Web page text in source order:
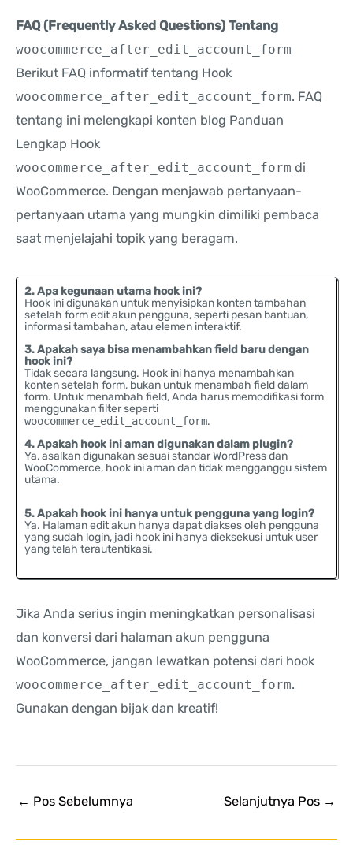
FAQ (Frequently Asked Questions) Tentang
woocommerce_after_edit_account_form
Berikut FAQ informatif tentang Hook
woocommerce_after_edit_account_form. FAQ
tentang ini melengkapi konten blog Panduan
Lengkap Hook
woocommerce_after_edit_account_form di
WooCommerce. Dengan menjawab pertanyaan-
pertanyaan utama yang mungkin dimiliki pembaca
saat menjelajahi topik yang beragam.
2. Apa kegunaan utama hook ini?
Hook ini digunakan untuk menyisipkan konten tambahan
setelah form edit akun pengguna, seperti pesan bantuan,
informasi tambahan, atau elemen interaktif.
3. Apakah saya bisa menambahkan field baru dengan
hook ini?
Tidak secara langsung. Hook ini hanya menambahkan
konten setelah form, bukan untuk menambah field dalam
form. Untuk menambah field, Anda harus memodifikasi form
menggunakan filter seperti
woocommerce_edit_account_form.
4. Apakah hook ini aman digunakan dalam plugin?
Ya, asalkan digunakan sesuai standar WordPress dan
WooCommerce, hook ini aman dan tidak mengganggu sistem
utama.
5. Apakah hook ini hanya untuk pengguna yang login?
Ya. Halaman edit akun hanya dapat diakses oleh pengguna
yang sudah login, jadi hook ini hanya dieksekusi untuk user
yang telah terautentikasi.
Jika Anda serius ingin meningkatkan personalisasi
dan konversi dari halaman akun pengguna
WooCommerce, jangan lewatkan potensi dari hook
woocommerce_after_edit_account_form.
Gunakan dengan bijak dan kreatif!
← Pos Sebelumnya Selanjutnya Pos →